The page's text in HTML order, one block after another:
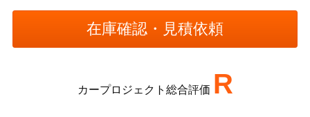
カープロジェクト総合評価 R